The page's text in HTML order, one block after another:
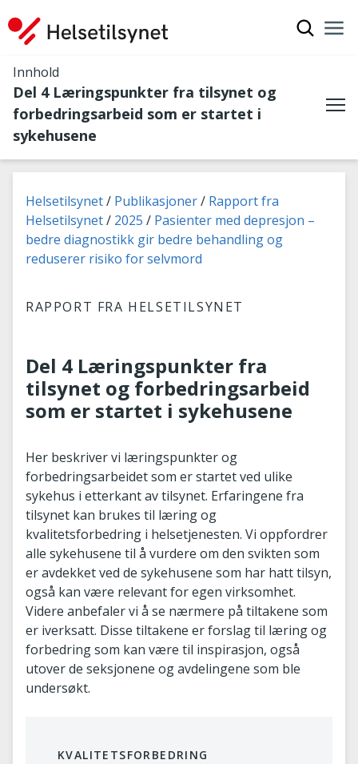
Innhold
Del 4 Læringspunkter fra tilsynet og
forbedringsarbeid som er startet i
sykehusene
Du er her:
Helsetilsynet Publikasjoner
Rapport fra
Helsetilsynet
2025
Pasienter med depresjon –
bedre diagnostikk gir bedre behandling og
reduserer risiko for selvmord
RAPPORT FRA HELSETILSYNET
Del 4 Læringspunkter fra
tilsynet og forbedringsarbeid
som er startet i sykehusene
Her beskriver vi læringspunkter og
forbedringsarbeidet som er startet ved ulike
sykehus i etterkant av tilsynet. Erfaringene fra
tilsynet kan brukes til læring og
kvalitetsforbedring i helsetjenesten. Vi oppfordrer
alle sykehusene til å vurdere om den svikten som
er avdekket ved de sykehusene som har hatt tilsyn,
også kan være relevant for egen virksomhet.
Videre anbefaler vi å se nærmere på tiltakene som
er iverksatt. Disse tiltakene er forslag til læring og
forbedring som kan være til inspirasjon, også
utover de seksjonene og avdelingene som ble
undersøkt.
KVALITETSFORBEDRING